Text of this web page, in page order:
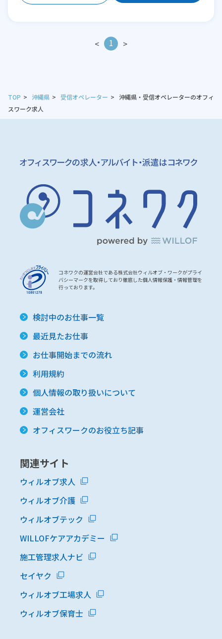
< 1 >
TOP 沖縄県 受信オペレーター
沖縄県・受信オペレーターのオフィ
スワーク求人
コネワクの運営会社である株式会社ウィルオブ・ワークがプライ
バシーマークを取得しており徹底した個人情報保護・情報管理を
行っております。
検討中のお仕事一覧
最近見たお仕事
お仕事開始までの流れ
利用規約
個人情報の取り扱いについて
運営会社
オフィスワークのお役立ち記事
関連サイト
ウィルオブ求人
ウィルオブ介護
ウィルオブテック
WILLOFケアアカデミー
施工管理求人ナビ
セイヤク
ウィルオブ工場求人
ウィルオブ保育士